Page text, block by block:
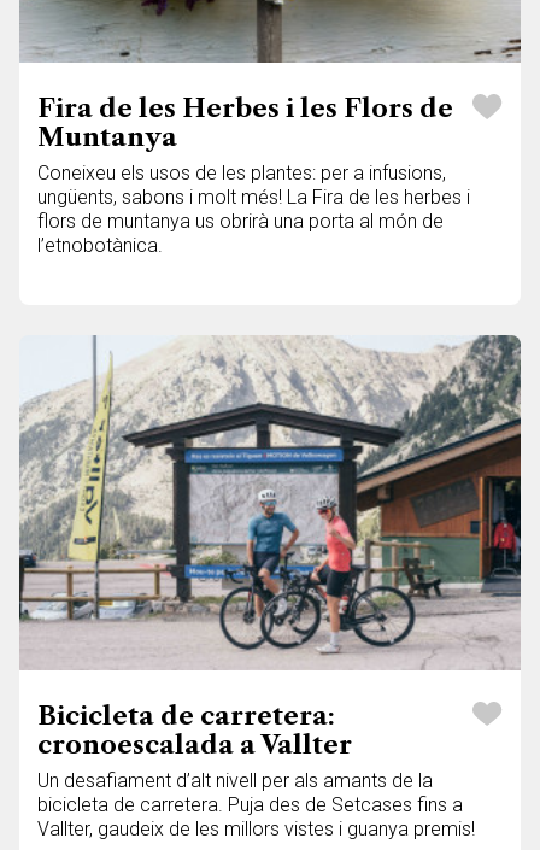
Fira de les Herbes i les Flors de
Muntanya
Coneixeu els usos de les plantes: per a infusions,
ungüents, sabons i molt més! La Fira de les herbes i
flors de muntanya us obrirà una porta al món de
l’etnobotànica.
Bicicleta de carretera:
cronoescalada a Vallter
Un desafiament d’alt nivell per als amants de la
bicicleta de carretera. Puja des de Setcases fins a
Vallter, gaudeix de les millors vistes i guanya premis!